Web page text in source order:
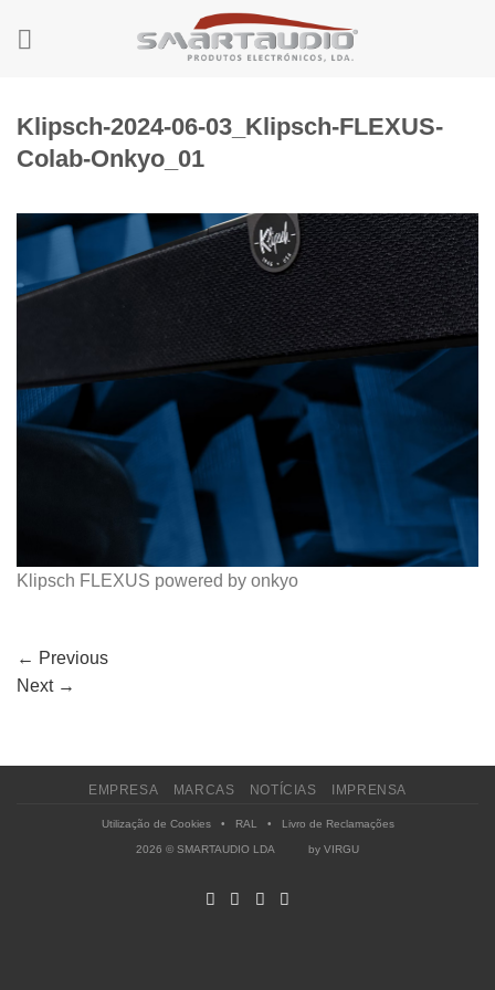
Klipsch-2024-06-03_Klipsch-FLEXUS-
Colab-Onkyo_01
Klipsch FLEXUS powered by onkyo
← Previous
Next →
EMPRESA MARCAS NOTÍCIAS IMPRENSA
Utilização de Cookies• RAL • Livro de Reclamações
2026 © SMARTAUDIO LDA by VIRGU